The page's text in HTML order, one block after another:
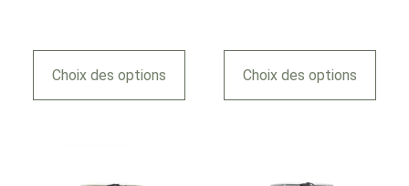
Choix des options Choix des options